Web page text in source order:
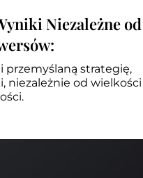
Niezależne od
przemyślaną strategię,
niezależnie od wielkości